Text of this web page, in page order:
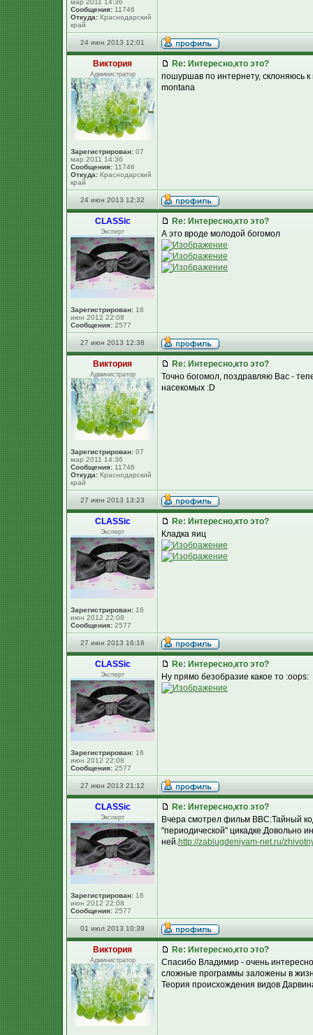
мар 2011 14:36
Сообщения: 11746
Откуда: Краснодарский
край
24 июн 2013 12:01
Виктория
Администратор
Зарегистрирован: 07
мар 2011 14:36
Сообщения: 11746
Откуда: Краснодарский
край
Re: Интересно,кто это?
пошуршав по интернету, склоняюсь
montana
24 июн 2013 12:32
CLASSic
Эксперт
Зарегистрирован: 16
июн 2012 22:08
Сообщения: 2577
Re: Интересно,кто это?
А это вроде молодой богомол
27 июн 2013 12:38
Виктория
Администратор
Зарегистрирован: 07
мар 2011 14:36
Сообщения: 11746
Откуда: Краснодарский
край
Re: Интересно,кто это?
Точно богомол, поздравляю Вас -
насекомых :D
27 июн 2013 13:23
CLASSic
Эксперт
Зарегистрирован: 16
июн 2012 22:08
Сообщения: 2577
Re: Интересно,кто это?
Кладка яиц
27 июн 2013 16:16
CLASSic
Эксперт
Зарегистрирован: 16
июн 2012 22:08
Сообщения: 2577
Re: Интересно,кто это?
Ну прямо безобразие какое то :oops:
27 июн 2013 21:12
CLASSic
Эксперт
Зарегистрирован: 16
июн 2012 22:08
Сообщения: 2577
Re: Интересно,кто это?
Вчера смотрел фильм BBC:Тайный
"периодической" цикадке.Довольно
ней.http://zablugdeniyam-net.ru/
01 июл 2013 10:39
Виктория
Администратор
Re: Интересно,кто это?
Спасибо Владимир - очень
сложные программы заложены в
Теория происхождения видов